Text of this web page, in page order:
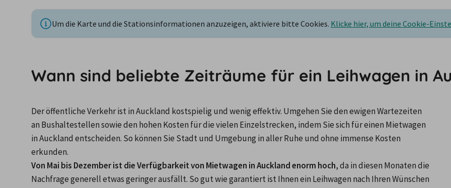
Um die Karte und die Stationsinformationen anzuzeigen, aktiviere bitte Cookies. Klicke hier, um deine Cookie-
Wann sind beliebte Zeiträume für ein Leihwagen in
Der öffentliche Verkehr ist in Auckland kostspielig und wenig effektiv. Umgehen Sie den ewigen Wartezeiten
an Bushaltestellen sowie den hohen Kosten für die vielen Einzelstrecken, indem Sie sich für einen Mietwagen
in Auckland entscheiden. So können Sie Stadt und Umgebung in aller Ruhe und ohne immense Kosten
erkunden.
Von Mai bis Dezember ist die Verfügbarkeit von Mietwagen in Auckland enorm hoch, da in diesen Monaten die
Nachfrage generell etwas geringer ausfällt. So gut wie garantiert ist Ihnen ein Leihwagen nach Ihren Wünschen